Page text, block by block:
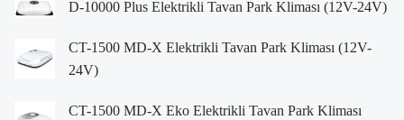
D-10000 Plus Elektrikli Tavan Park Kliması (12V-24V)
CT-1500 MD-X Elektrikli Tavan Park Kliması (12V-
24V)
CT-1500 MD-X Eko Elektrikli Tavan Park Kliması